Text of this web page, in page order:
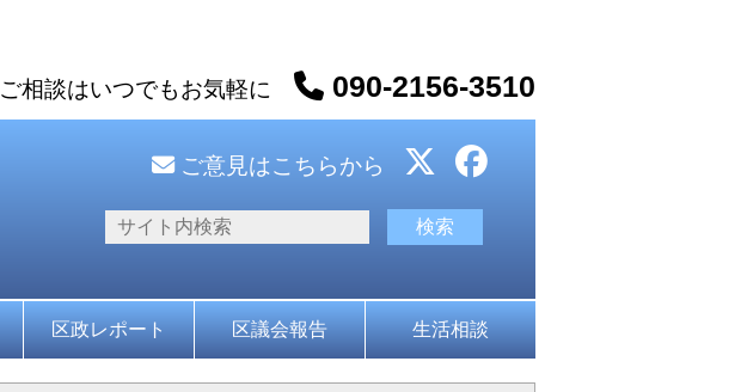
ご相談はいつでもお気軽に 090-2156-3510
ご意見はこちらから
区政レポート 区議会報告 生活相談